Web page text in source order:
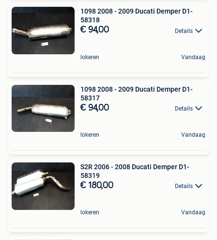
1098 2008 - 2009 Ducati Demper D1-
58318
€ 94,00 Details
lokeren Vandaag
1098 2008 - 2009 Ducati Demper D1-
58317
€ 94,00 Details
lokeren Vandaag
S2R 2006 - 2008 Ducati Demper D1-
58319
€ 180,00 Details
lokeren Vandaag